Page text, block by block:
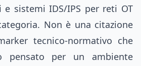
sistemi IDS/IPS per reti OT
Non è una citazione
tecnico-normativo che
pensato per un ambiente